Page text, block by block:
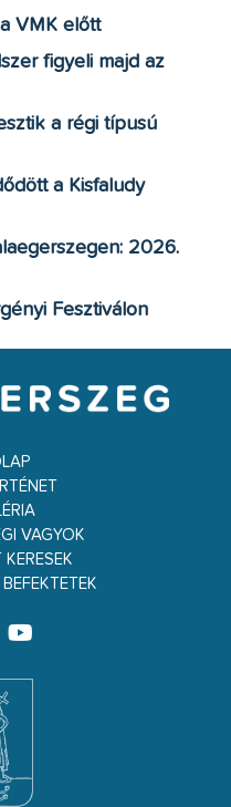
VMK előtt
figyeli majd az
a régi típusú
a Kisfaludy
2026.
Fesztiválon
VAGYOK
KERESEK